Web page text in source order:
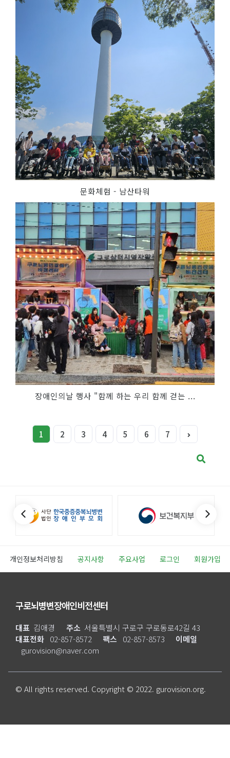
문화체험 - 남산타워
장애인의날 행사 "함께 하는 우리 함께 걷는 ...
1 2 3 4 5 6 7
개인정보처리방침 공지사항 주요사업 로그인 회원가입
구로뇌병변장애인비전센터
대표 김애경 주소 서울특별시 구로구 구로동로42길 43
대표전화 02-857-8572 팩스 02-857-8573
이메일
gurovision@naver.com
© All rights reserved. Copyright © 2022. gurovision.org.